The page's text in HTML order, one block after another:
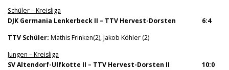
Schüler – Kreisliga
DJK Germania Lenkerbeck II – TTV Hervest-Dorsten 6:4
TTV Schüler: Mathis Frinken(2), Jakob Köhler (2)
Jungen – Kreisliga
SV Altendorf-Ulfkotte II – TTV Hervest-Dorsten II 10:0